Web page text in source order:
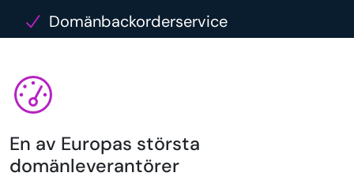
Domänbackorderservice
En av Europas största
domänleverantörer